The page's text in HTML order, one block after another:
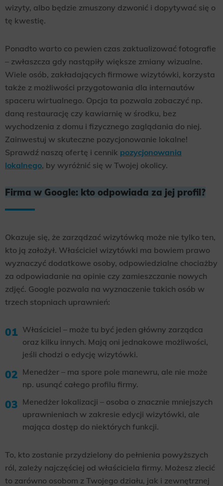
wizyty, albo będzie zmuszony dzwonić i dopytywać się o
tę kwestię.
Ponadto warto co pewien czas zaktualizować fotografie
– zwłaszcza gdy nastąpiły większe zmiany wizualne.
Wiele osób, zakładających firmowe wizytówki, korzysta
także z możliwości przygotowania dla internautów
spaceru wirtualnego. Opcja ta pozwala zobaczyć np.
daną restaurację czy kawiarnię w środku, bez
wychodzenia z domu i fizycznego zaglądania do niej.
Zainwestuj w skuteczne pozycjonowanie lokalne!
Sprawdź naszą ofertę i cennik pozycjonowania
lokalnego, by wyróżnić się w Twojej okolicy.
Firma w Google: kto odpowiada za jej profil?
Okazuje się, że zarządzać wizytówką może nie tylko ten,
kto ją założył. Właściciel wizytówki ma bowiem prawo
wyznaczyć dodatkowe osoby, odpowiedzialne chociażby
za odpowiadanie na opinie czy zamieszczanie nowych
zdjęć. Google pozwala na wyznaczenie takich osób w
trzech stopniach uprawnień:
Właściciel – może tu być jeden główny zarządca
oraz kilku innych. Mają oni jednakowe możliwości,
jeśli chodzi o edycję wizytówki.
Menedżer – ma spore pole manewru, ale nie może
np. usunąć całego profilu firmy.
Menedżer lokalizacji – osoba o znacznie mniejszych
uprawnieniach w zakresie edycji wizytówki, ale
mająca dostęp do niektórych funkcji.
To, kto zostanie przydzielony do pełnienia powyższych
ról, zależy najczęściej od właściciela firmy. Możesz zlecić
to zarówno osobom z Twojego działu, jak i zewnętrznej